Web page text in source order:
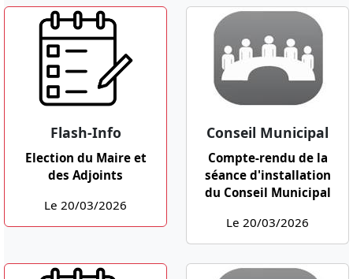
Flash-Info
Election du Maire et
des Adjoints
Le 20/03/2026
Conseil Municipal
Compte-rendu de la
séance d'installation
du Conseil Municipal
Le 20/03/2026